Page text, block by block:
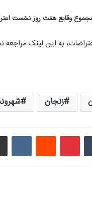
مجموع وقایع هفت روز نخست
به این لینک مراجعه
زنجان
‫پین‌ترست ‫رددیت